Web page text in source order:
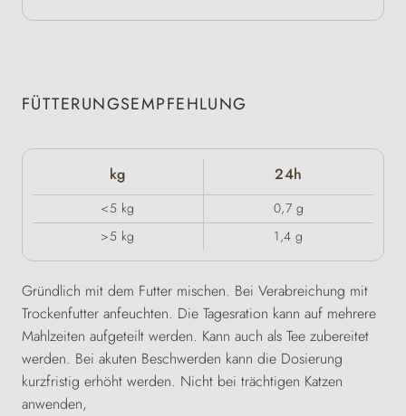
FÜTTERUNGSEMPFEHLUNG
kg 24h
<5 kg
0,7 g
>5 kg
1,4 g
Gründlich mit dem Futter mischen. Bei Verabreichung mit
Trockenfutter anfeuchten. Die Tagesration kann auf mehrere
Mahlzeiten aufgeteilt werden. Kann auch als Tee zubereitet
werden. Bei akuten Beschwerden kann die Dosierung
kurzfristig erhöht werden. Nicht bei trächtigen Katzen
anwenden,